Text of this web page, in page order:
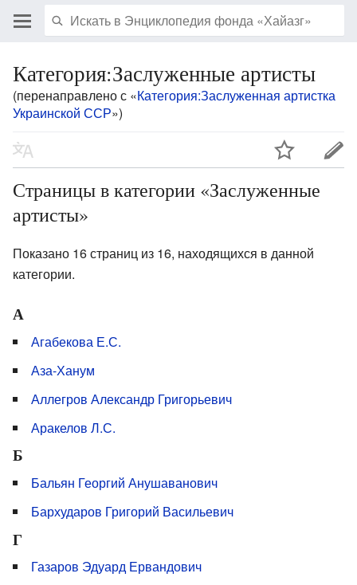
Категория:Заслуженные артисты
(перенаправлено с «Категория:Заслуженная артистка
Украинской ССР»)
Страницы в категории «Заслуженные
артисты»
Показано 16 страниц из 16, находящихся в данной
категории.
А
Агабекова Е.С.
Аза-Ханум
Аллегров Александр Григорьевич
Аракелов Л.С.
Б
Бальян Георгий Анушаванович
Бархударов Григорий Васильевич
Г
Газаров Эдуард Ервандович